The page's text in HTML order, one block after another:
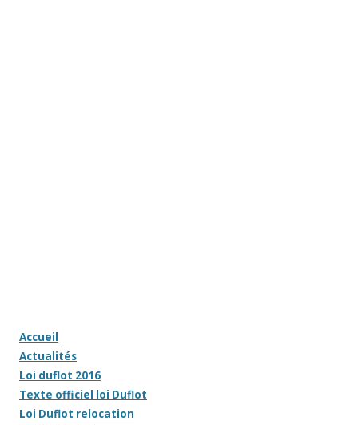
Accueil
Actualités
Loi duflot 2016
Texte officiel loi Duflot
Loi Duflot relocation